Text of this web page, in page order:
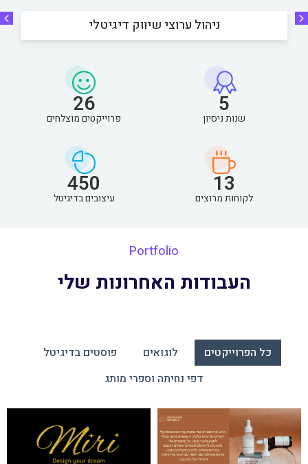
ניהול ערוצי שיווק דיגיטלי
5
שנות ניסיון
26
פרוייקטים מוצלחים
13
לקוחות מרוצים
450
עיצובים בדיגיטל
Portfolio
העבודות האחרונות שלי
כל הפרוייקטים לוגואים
פוסטים בדיגיטל
דפי נחיתה וספרי מותג